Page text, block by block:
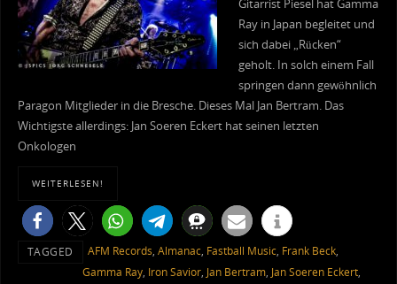
Gitarrist Piesel hat Gamma
Ray in Japan begleitet und
sich dabei „Rücken“
geholt. In solch einem Fall
springen dann gewöhnlich
Paragon Mitglieder in die Bresche. Dieses Mal Jan Bertram. Das
Wichtigste allerdings: Jan Soeren Eckert hat seinen letzten
Onkologen
WEITERLESEN!
TAGGED AFM Records, Almanac, Fastball Music, Frank Beck,
Gamma Ray, Iron Savior, Jan Bertram, Jan Soeren Eckert,